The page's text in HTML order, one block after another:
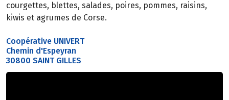
courgettes, blettes, salades, poires, pommes, raisins,
kiwis et agrumes de Corse.
Coopérative UNIVERT
Chemin d'Espeyran
30800 SAINT GILLES